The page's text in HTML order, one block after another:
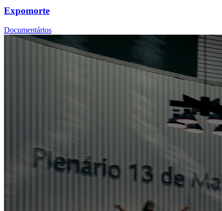
Expomorte
Documentários